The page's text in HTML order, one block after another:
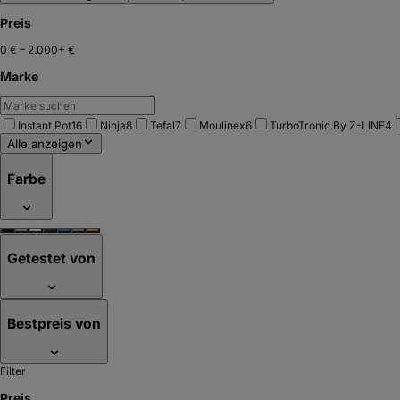
Preis
0 € – 2.000+ €
Marke
Instant Pot16 Ninja8 Tefal7 Moulinex6 TurboTronic By Z-LINE4
Alle anzeigen
Farbe
Getestet von
Bestpreis von
Filter